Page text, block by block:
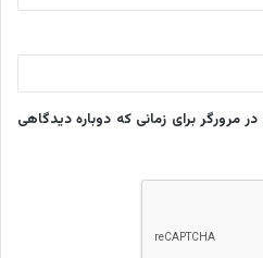
مرورگر برای زمانی که دوباره دیدگاهی